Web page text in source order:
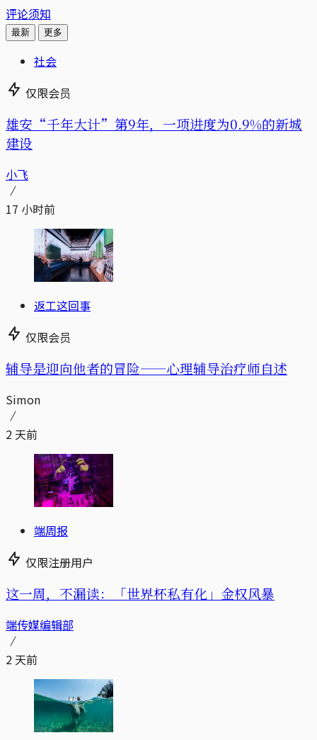
评论须知
最新 更多
社会
仅限会员
雄安“千年大计”第9年，一项进度为0.9%的新城
建设
小飞
17 小时前
返工这回事
仅限会员
辅导是迎向他者的冒险——心理辅导治疗师自述
Simon
2 天前
端周报
仅限注册用户
这一周，不漏读：「世界杯私有化」金权风暴
端传媒编辑部
2 天前